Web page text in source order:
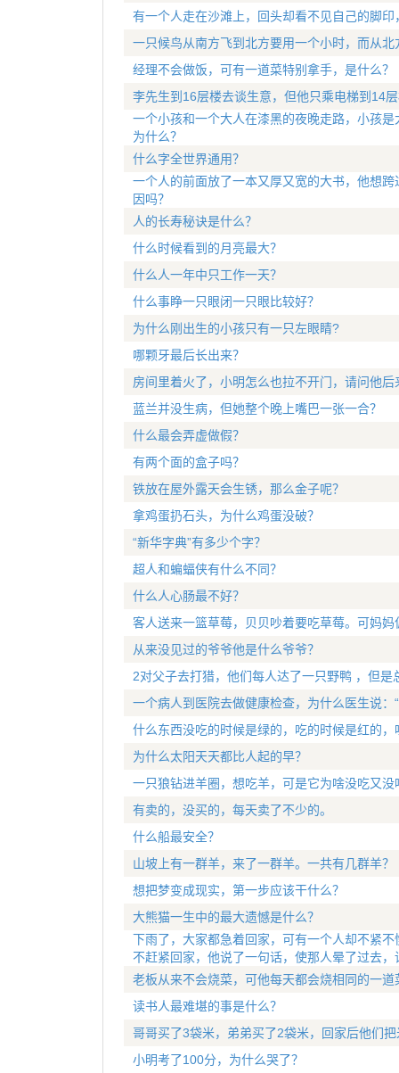
有一个人走在沙滩上，回头却看不见自己的脚印
一只候鸟从南方飞到北方要用一个小时，而从
经理不会做饭，可有一道菜特别拿手，是什么？
李先生到16层楼去谈生意，但他只乘电梯到14
一个小孩和一个大人在漆黑的夜晚走路，小孩
为什么？
什么字全世界通用？
一个人的前面放了一本又厚又宽的大书，他想
因吗？
人的长寿秘诀是什么？
什么时候看到的月亮最大？
什么人一年中只工作一天？
什么事睁一只眼闭一只眼比较好？
为什么刚出生的小孩只有一只左眼睛?
哪颗牙最后长出来？
房间里着火了，小明怎么也拉不开门，请问他后
蓝兰并没生病，但她整个晚上嘴巴一张一合？
什么最会弄虚做假？
有两个面的盒子吗？
铁放在屋外露天会生锈，那么金子呢？
拿鸡蛋扔石头，为什么鸡蛋没破？
“新华字典”有多少个字？
超人和蝙蝠侠有什么不同？
什么人心肠最不好？
客人送来一篮草莓，贝贝吵着要吃草莓。可妈
从来没见过的爷爷他是什么爷爷？
2对父子去打猎，他们每人达了一只野鸭 ，但是
一个病人到医院去做健康检查，为什么医生说
什么东西没吃的时候是绿的，吃的时候是红的，
为什么太阳天天都比人起的早？
一只狼钻进羊圈，想吃羊，可是它为啥没吃又没
有卖的，没买的，每天卖了不少的。
什么船最安全？
山坡上有一群羊，来了一群羊。一共有几群羊？
想把梦变成现实，第一步应该干什么？
大熊猫一生中的最大遗憾是什么？
下雨了，大家都急着回家，可有一个人却不紧
不赶紧回家，他说了一句话，使那人晕了过去
老板从来不会烧菜，可他每天都会烧相同的一
读书人最难堪的事是什么？
哥哥买了3袋米，弟弟买了2袋米，回家后他们
小明考了100分，为什么哭了？